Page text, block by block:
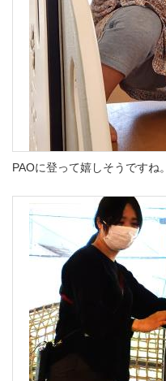
PAOに登って嬉しそうですね。